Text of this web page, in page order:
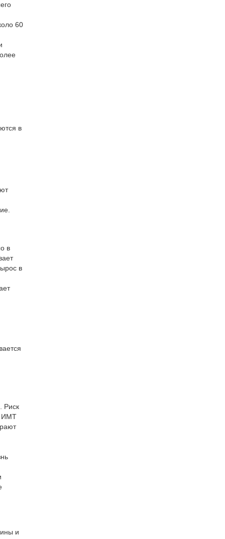
60
в
в
в
Риск
ИМТ
и